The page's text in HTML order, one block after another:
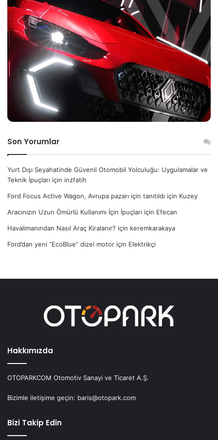
Son Yorumlar
Yurt Dışı Seyahatinde Güvenli Otomobil Yolculuğu: Uygulamalar ve
Teknik İpuçları için inzfatih
Ford Focus Active Wagon, Avrupa pazarı için tanıtıldı için Kuzey
Aracınızın Uzun Ömürlü Kullanımı İçin İpuçları için Efecan
Havalimanından Nasıl Araç Kiralanır? için keremkarakaya
Ford’dan yeni “EcoBlue” dizel motor için Elektrikçi
Hakkımızda
OTOPARKCOM Otomotiv Sanayi ve Ticaret A.Ş.
Bizimle iletişime geçin: baris@otopark.com
Bizi Takip Edin